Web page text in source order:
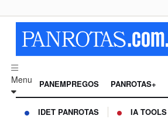
Menu PANEMPREGOS PANROTAS+
IDET PANROTAS IA TOOLS